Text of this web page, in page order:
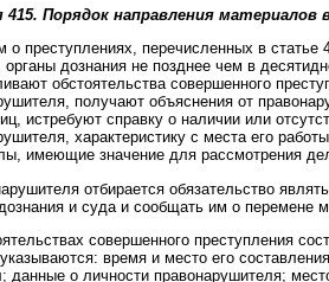
Порядок направления материалов
о преступлениях, перечисленных в статье
органы дознания не позднее чем в
обстоятельства совершенного
получают объяснения от
истребуют справку о наличии или
характеристику с места его
имеющие значение для рассмотрения
отбирается обязательство
и суда и сообщать им о перемене
совершенного преступления
время и место его
данные о личности правонарушителя;